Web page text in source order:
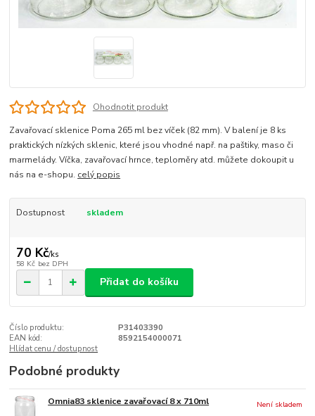
Ohodnotit produkt
Zavařovací sklenice Poma 265 ml bez víček (82 mm). V balení je 8 ks
praktických nízkých sklenic, které jsou vhodné např. na paštiky, maso či
marmelády. Víčka, zavařovací hrnce, teploměry atd. můžete dokoupit u
nás na e-shopu. celý popis
Dostupnost skladem
70 Kč/ks
58 Kč bez DPH
Přidat do košíku
Číslo produktu:
P31403390
EAN kód:
8592154000071
Hlídat cenu / dostupnost
Podobné produkty
Omnia83 sklenice zavařovací 8 x 710ml
Není skladem